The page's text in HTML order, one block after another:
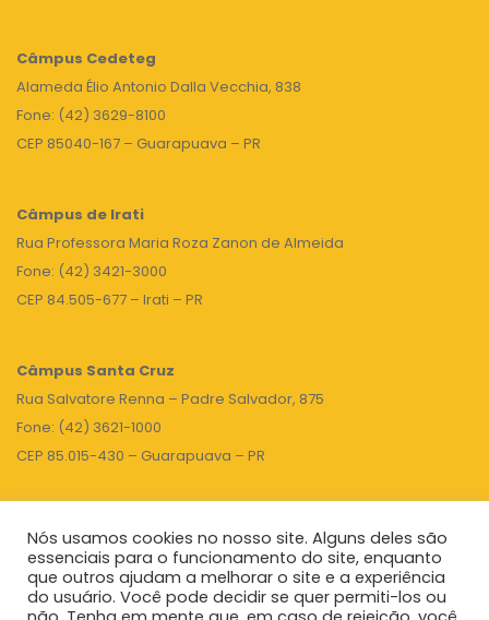
Câmpus Cedeteg
Alameda Élio Antonio Dalla Vecchia, 838
Fone: (42) 3629-8100
CEP 85040-167 – Guarapuava – PR
Câmpus de Irati
Rua Professora Maria Roza Zanon de Almeida
Fone: (42) 3421-3000
CEP 84.505-677 – Irati – PR
Câmpus Santa Cruz
Rua Salvatore Renna – Padre Salvador, 875
Fone: (42) 3621-1000
CEP 85.015-430 – Guarapuava – PR
TOPO
Nós usamos cookies no nosso site. Alguns deles são
essenciais para o funcionamento do site, enquanto
que outros ajudam a melhorar o site e a experiência
do usuário. Você pode decidir se quer permiti-los ou